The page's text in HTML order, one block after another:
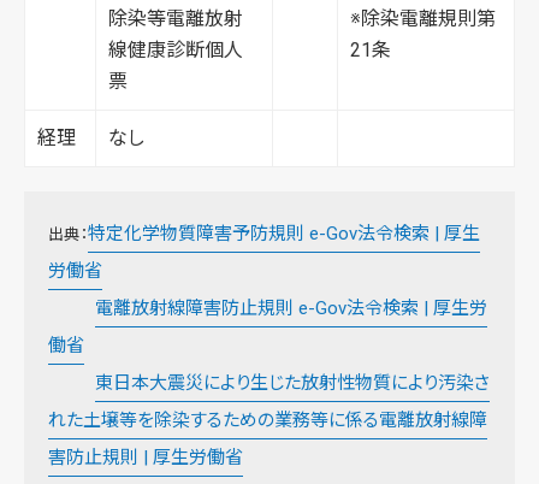
除染等電離放射
線健康診断個人
票
※除染電離規則第
21条
経理 なし
出典：特定化学物質障害予防規則 e-Gov法令検索 | 厚生
労働省
電離放射線障害防止規則 e-Gov法令検索 | 厚生労
働省
東日本大震災により生じた放射性物質により汚染さ
れた土壌等を除染するための業務等に係る電離放射線障
害防止規則 | 厚生労働省